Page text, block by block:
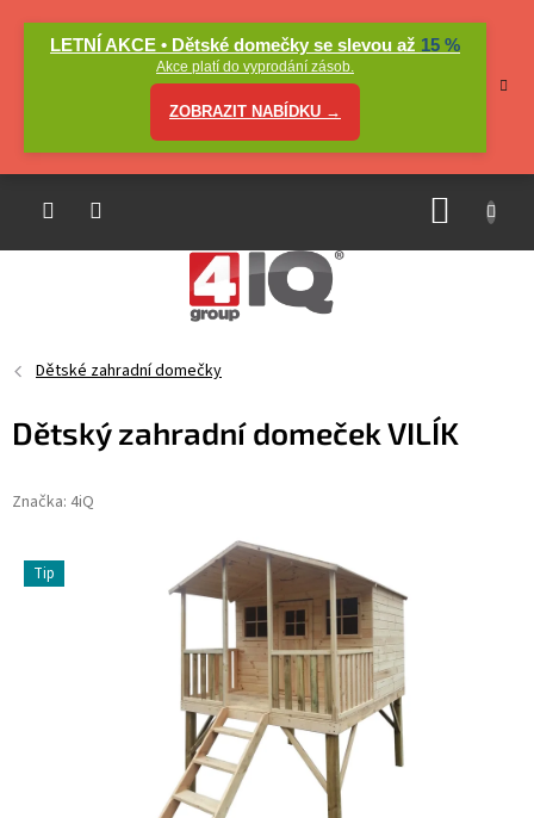
LETNÍ AKCE • Dětské domečky se slevou až 15 %
Akce platí do vyprodání zásob.
ZOBRAZIT NABÍDKU →
Dětské zahradní domečky
Dětský zahradní domeček VILÍK
Značka: 4iQ
Tip